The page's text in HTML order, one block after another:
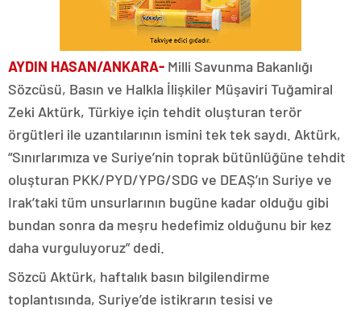
AYDIN HASAN/ANKARA- Milli Savunma Bakanlığı
Sözcüsü, Basın ve Halkla İlişkiler Müşaviri Tuğamiral
Zeki Aktürk, Türkiye için tehdit oluşturan terör
örgütleri ile uzantılarının ismini tek tek saydı. Aktürk,
“Sınırlarımıza ve Suriye’nin toprak bütünlüğüne tehdit
oluşturan PKK/PYD/YPG/SDG ve DEAŞ’ın Suriye ve
Irak’taki tüm unsurlarının bugüne kadar olduğu gibi
bundan sonra da meşru hedefimiz olduğunu bir kez
daha vurguluyoruz” dedi.
Sözcü Aktürk, haftalık basın bilgilendirme
toplantısında, Suriye’de istikrarın tesisi ve